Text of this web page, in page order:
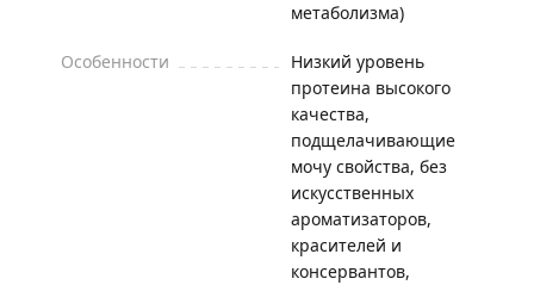
метаболизма)
Особенности
Низкий уровень
протеина высокого
качества,
подщелачивающие
мочу свойства, без
искусственных
ароматизаторов,
красителей и
консервантов,